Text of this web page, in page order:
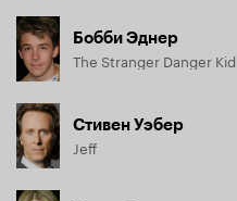
Бобби Эднер
The Stranger Danger Kid
Стивен Уэбер
Jeff